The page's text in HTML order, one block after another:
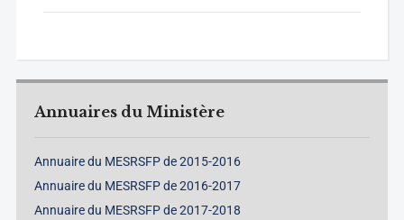
Annuaires du Ministère
Annuaire du MESRSFP de 2015-2016
Annuaire du MESRSFP de 2016-2017
Annuaire du MESRSFP de 2017-2018